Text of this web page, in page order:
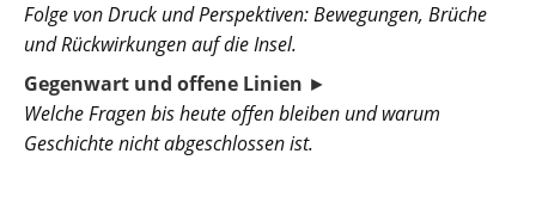
Folge von Druck und Perspektiven: Bewegungen, Brüche
und Rückwirkungen auf die Insel.
Gegenwart und offene Linien ►
Welche Fragen bis heute offen bleiben und warum
Geschichte nicht abgeschlossen ist.